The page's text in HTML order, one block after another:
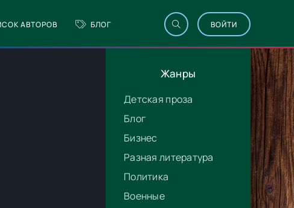
АВТОРОВ БЛОГ ВОЙТИ
Жанры
Детская проза
Блог
Бизнес
Разная литература
Политика
Военные